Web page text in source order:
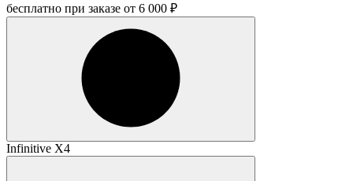
бесплатно при заказе от 6 000 ₽
Infinitive X4